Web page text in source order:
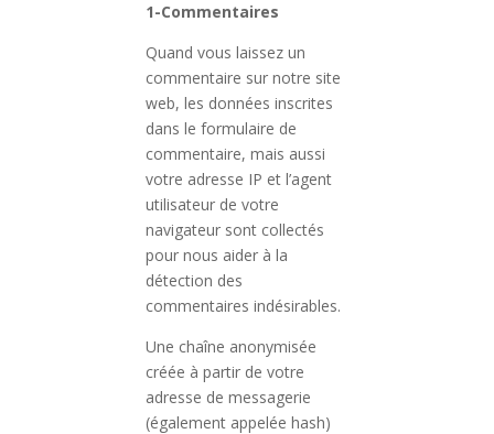
1-Commentaires
Quand vous laissez un
commentaire sur notre site
web, les données inscrites
dans le formulaire de
commentaire, mais aussi
votre adresse IP et l’agent
utilisateur de votre
navigateur sont collectés
pour nous aider à la
détection des
commentaires indésirables.
Une chaîne anonymisée
créée à partir de votre
adresse de messagerie
(également appelée hash)